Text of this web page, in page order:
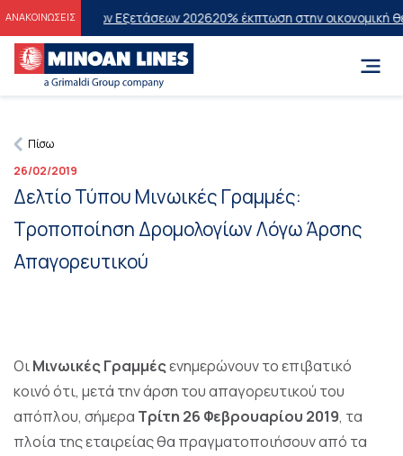
ΑΝΑΚΟΙΝΩΣΕΙΣ Εξετάσεων 202620% έκπτωση στην οικονομική θέση
Πίσω
26/02/2019
Δελτίο Τύπου Μινωικές Γραμμές:
Τροποποίηση Δρομολογίων Λόγω Άρσης
Απαγορευτικού
ΟιΜινωικές Γραμμέςενημερώνουν το επιβατικό
κοινό ότι, μετά την άρση του απαγορευτικού του
απόπλου, σήμερα Τρίτη 26 Φεβρουαρίου 2019, τα
πλοία της εταιρείας θα πραγματοποιήσουν από τα